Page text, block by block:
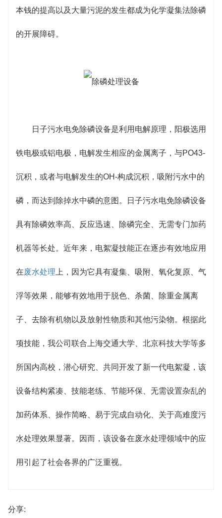
本钱的提高以及大量污泥的发生都成为化学凝集法除磷
的开展障碍。
日子污水电免除磷设备是利用电解原理，阳极选用
铁电极或铝电极，电解发生相应的金属离子，与PO43-
沉积，或者与电解发生的OH-构成沉积，吸附污水中的
磷，而达到除掉水中磷的意图。日子污水电免除磷设备
具有除磷效率高、反应迅速、除磷完全、无需专门加药
机器等长处。近年来，电絮凝技能正在逐步有效地应用
在废水处理上，因为它具有凝集、吸附、氧化复原、气
浮等效果，能够有效地用于脱色、杀菌、除重金属离
子、去除有机物以及放射性物质和其他污染物。根据此
项技能，我公司联合上海交通大学、北京科技大学等多
所国内高校，潜心研究、共同开发了新一代电絮凝，该
设备结构紧凑、技能老练、节能环保、无需设置杂乱的
加药体系、操作简略、易于完成自动化、关于高难度污
水处理效果显著。因而，该设备在废水处理领域中的应
用引起了社会各界的广泛重视。
分享: